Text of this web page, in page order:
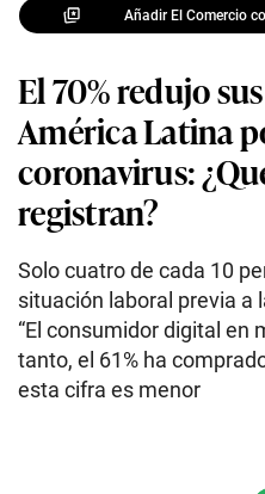
Añadir El Comercio
El 70% redujo
América Latina
coronavirus:
registran?
Solo cuatro de cada 10
situación laboral previa a
“El consumidor digital en
tanto, el 61% ha
esta cifra es menor